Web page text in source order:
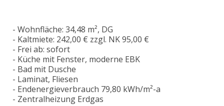
- Wohnfläche: 34,48 m², DG
- Kaltmiete: 242,00 € zzgl. NK 95,00 €
- Frei ab: sofort
- Küche mit Fenster, moderne EBK
- Bad mit Dusche
- Laminat, Fliesen
- Endenergieverbrauch 79,80 kWh/m²-a
- Zentralheizung Erdgas